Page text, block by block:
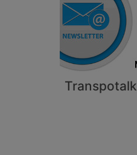
Transpotalk